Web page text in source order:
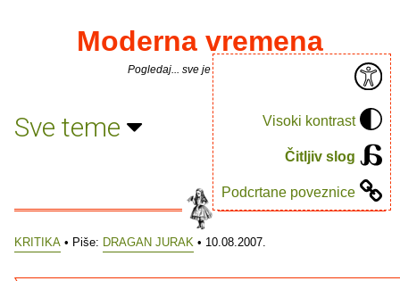
Visoki kontrast
Čitljiv slog
Podcrtane poveznice
Moderna vremena
Pogledaj... sve je puno knjiga.
Sve teme
KRITIKA • Piše: DRAGAN JURAK • 10.08.2007.